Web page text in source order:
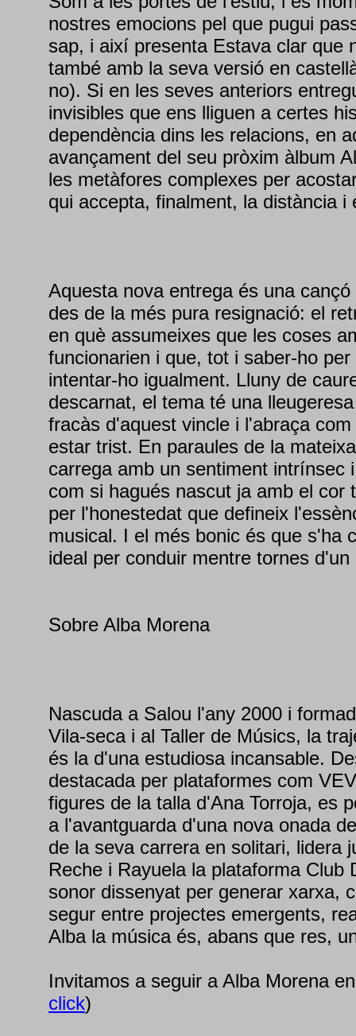
nostres emocions pel que pugui
sap, i així presenta Estava clar que
també amb la seva versió en
no). Si en les seves anteriors
invisibles que ens lliguen a certes
dependència dins les relacions, en
avançament del seu pròxim àlbum
les metàfores complexes per
qui accepta, finalment, la distància i
Aquesta nova entrega és una
des de la més pura resignació: el
en què assumeixes que les coses
funcionarien i que, tot i saber-ho
intentar-ho igualment. Lluny de
descarnat, el tema té una
fracàs d'aquest vincle i l'abraça
estar trist. En paraules de la
carrega amb un sentiment intrínsec
com si hagués nascut ja amb el cor
per l'honestedat que defineix
musical. I el més bonic és que s'ha
ideal per conduir mentre tornes
Sobre Alba Morena
Nascuda a Salou l'any 2000 i
Vila-seca i al Taller de Músics, la
és la d'una estudiosa incansable.
destacada per plataformes com
figures de la talla d'Ana Torroja, es
a l'avantguarda d'una nova onada
de la seva carrera en solitari, lidera
Reche i Rayuela la plataforma Club
sonor dissenyat per generar xarxa,
segur entre projectes emergents,
Alba la música és, abans que res,
Invitamos a seguir a Alba Morena
click)